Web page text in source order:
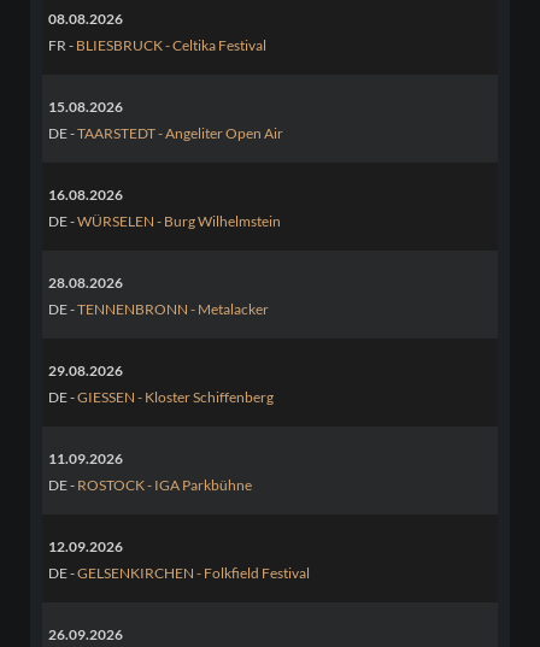
08.08.2026
FR - BLIESBRUCK - Celtika Festival
15.08.2026
DE -TAARSTEDT - Angeliter Open Air
16.08.2026
DE -WÜRSELEN - Burg Wilhelmstein
28.08.2026
DE -TENNENBRONN - Metalacker
29.08.2026
DE -GIESSEN - Kloster Schiffenberg
11.09.2026
DE - ROSTOCK - IGA Parkbühne
12.09.2026
DE -GELSENKIRCHEN - Folkfield Festival
26.09.2026